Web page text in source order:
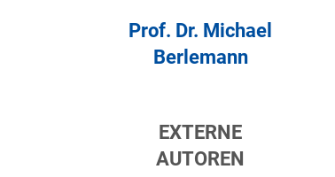
Prof. Dr. Michael
Berlemann
EXTERNE
AUTOREN